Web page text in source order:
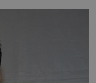
mě tam rádi,